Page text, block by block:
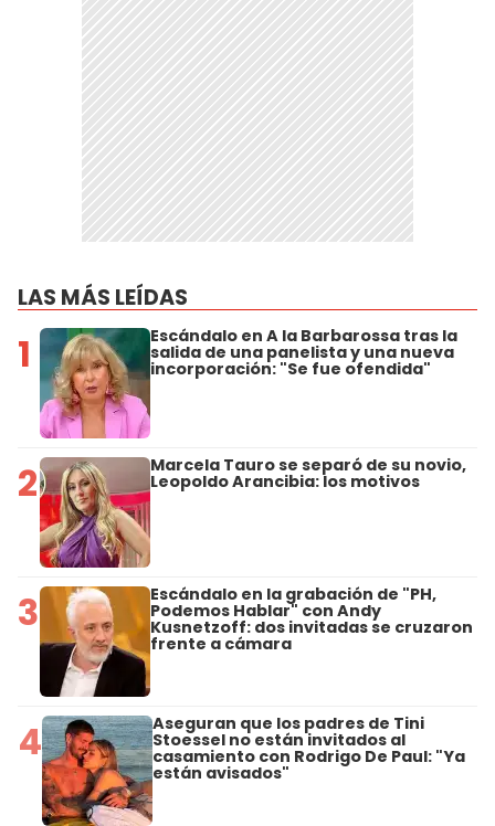
LAS MÁS LEÍDAS
1 Escándalo en A la Barbarossa tras la
salida de una panelista y una nueva
incorporación: "Se fue ofendida"
2 Marcela Tauro se separó de su novio,
Leopoldo Arancibia: los motivos
3 Escándalo en la grabación de "PH,
Podemos Hablar" con Andy
Kusnetzoff: dos invitadas se cruzaron
frente a cámara
4 Aseguran que los padres de Tini
Stoessel no están invitados al
casamiento con Rodrigo De Paul: "Ya
están avisados"